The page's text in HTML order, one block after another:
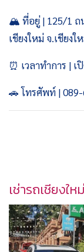
🏔️ ที่อยู่ | 125/1 ถ
เชียงใหม่ จ.เชียงใ
⏰ เวลาทำการ |
🚗 โทรศัพท์ |
เช่ารถเชียง